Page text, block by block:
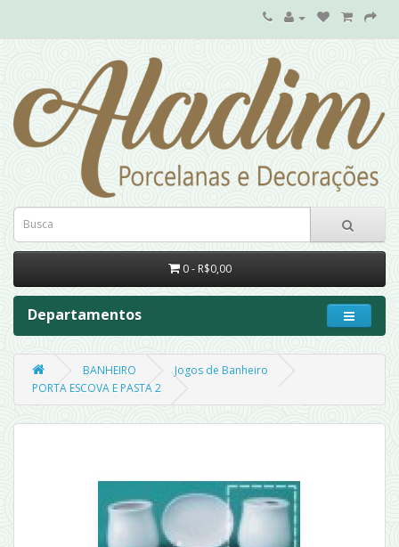
0 - R$0,00
Departamentos
BANHEIRO
Jogos de Banheiro
PORTA ESCOVA E PASTA 2